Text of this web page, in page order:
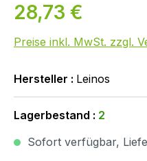
28,73 €
Preise inkl. MwSt. zzgl.
Hersteller : Leinos
Lagerbestand : 2
Sofort verfügbar,